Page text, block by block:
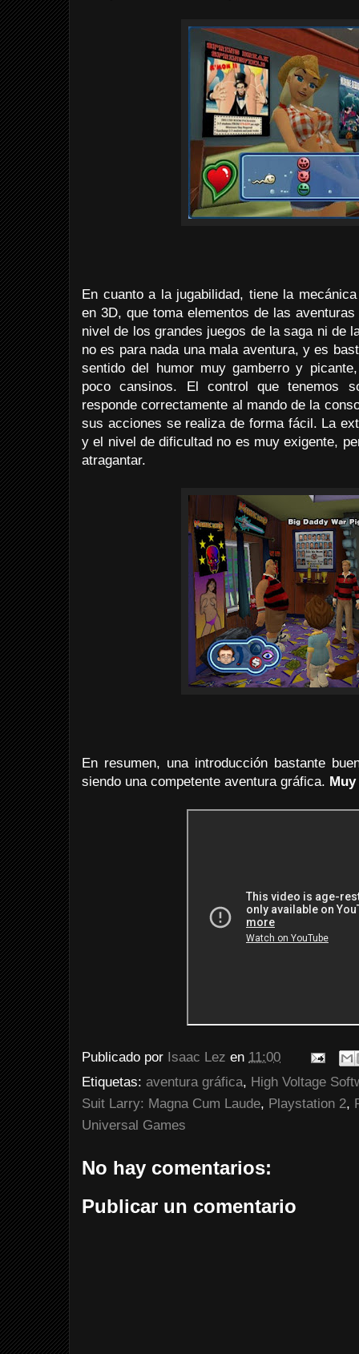
En cuanto a la jugabilidad, tiene la
en 3D, que toma elementos de las
nivel de los grandes juegos de la saga ni de
no es para nada una mala aventura, y es
sentido del humor muy gamberro y
poco cansinos. El control que tenemos
responde correctamente al mando de la
sus acciones se realiza de forma fácil. La
y el nivel de dificultad no es muy exigente,
atragantar.
En resumen, una introducción bastante
siendo una competente aventura gráfica.
Publicado por Isaac Lez en 11:00
Etiquetas: aventura gráfica, High Voltage
Suit Larry: Magna Cum Laude, Playstation 2,
Universal Games
No hay comentarios:
Publicar un comentario